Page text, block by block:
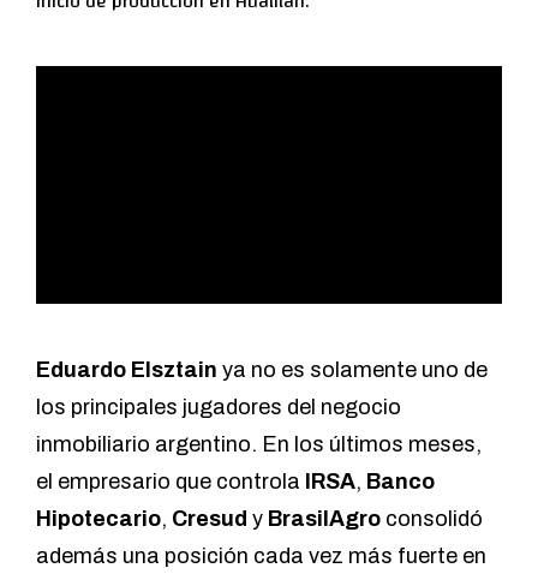
Eduardo Elsztain ya no es solamente uno de
los principales jugadores del negocio
inmobiliario argentino. En los últimos meses,
el empresario que controla
IRSA, Banco
Hipotecario, Cresud y BrasilAgro consolidó
además una posición cada vez más fuerte en